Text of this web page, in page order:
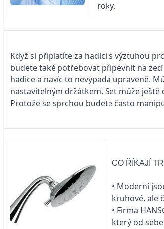
roky.
Když si připlatíte za hadici s výztuhou
budete také potřebovat připevnit na
hadice a navíc to nevypadá upraveně.
nastavitelným držátkem. Set může
Protože se sprchou budete často
CO ŘÍKAJÍ
• Moderní
kruhové, ale
• Firma
který od